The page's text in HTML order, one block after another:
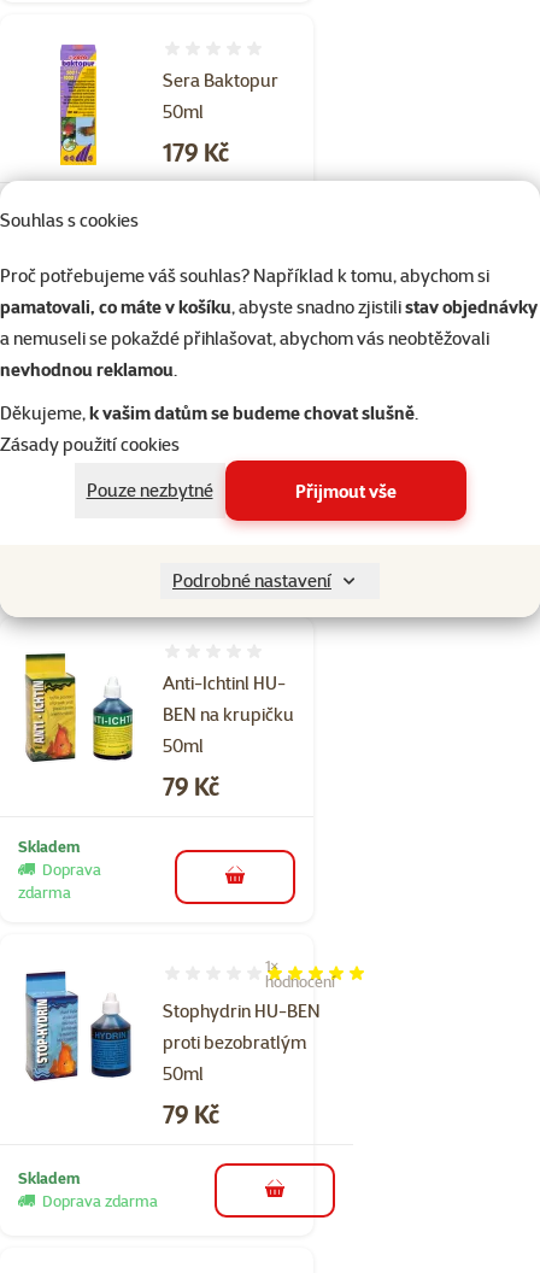
Souhlas s cookies
Proč potřebujeme váš souhlas? Například k tomu, abychom si
pamatovali, co máte v košíku, abyste snadno zjistilistav objednávky
a nemuseli se pokaždé přihlašovat, abychom vás neobtěžovali
nevhodnou reklamou.
Děkujeme,k vašim datům se budeme chovat slušně.
Zásady použití cookies
Pouze nezbytné
Přijmout vše
Podrobné nastavení
Sera Baktopur
50ml
Cena
179 Kč
Skladem
Preventin HU-
Hodnocení 0%
do košíku
Anti-Ichtinl HU-
BEN na krupičku
50ml
Cena
79 Kč
Skladem
Doprava
zdarma
do košíku
Stophydrin HU-BEN
proti bezobratlým
50ml
Hodnocení 100%, počet hodnocení: 1
1×
hodnocení
Cena
79 Kč
Skladem
Doprava zdarma
do košíku